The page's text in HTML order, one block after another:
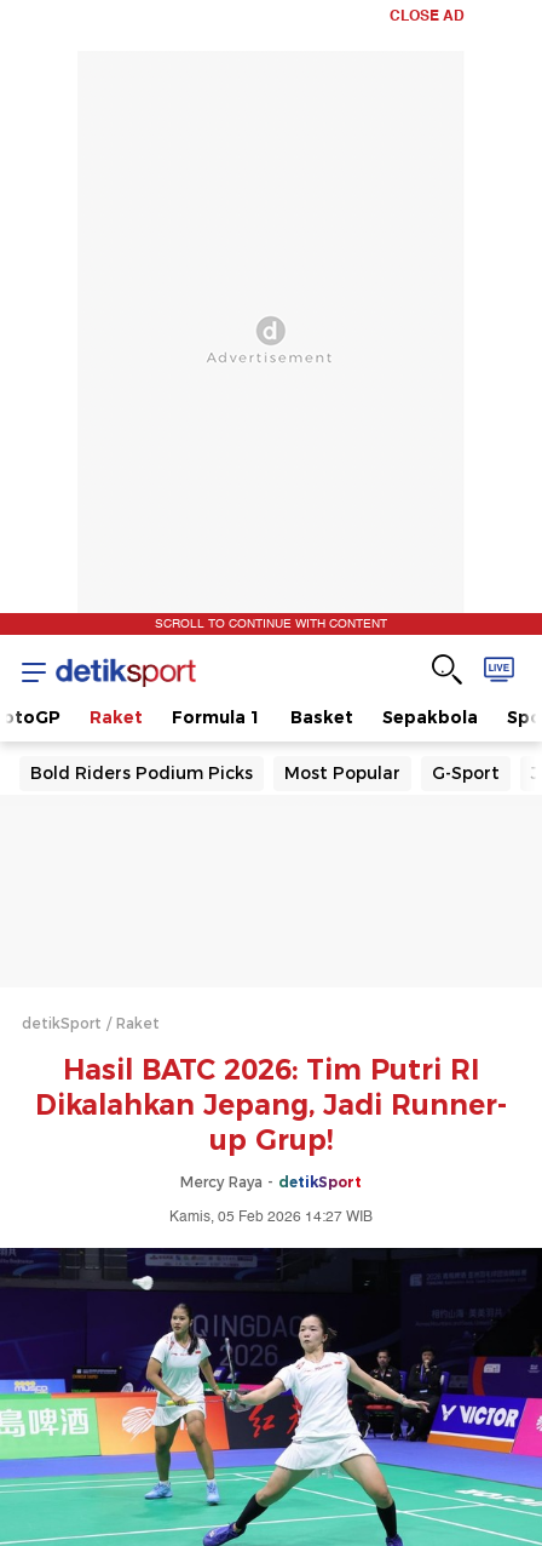
CLOSE AD
SCROLL TO CONTINUE WITH CONTENT
Raket Formula 1 Basket Sepakbola
Bold Riders Podium Picks Most Popular G-Sport
detikSport Raket
Hasil BATC 2026: Tim Putri RI
Dikalahkan Jepang, Jadi Runner-
up Grup!
Mercy Raya - detikSport
Kamis, 05 Feb 2026 14:27 WIB